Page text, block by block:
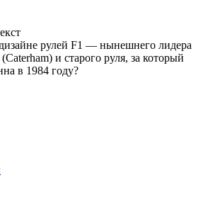
рулей F1 — нынешнего лидера
и старого руля, за который
в 1984 году?